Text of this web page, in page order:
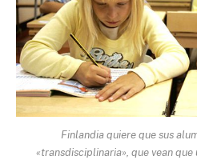
Finlandia quiere que sus
«transdisciplinaria», que vean